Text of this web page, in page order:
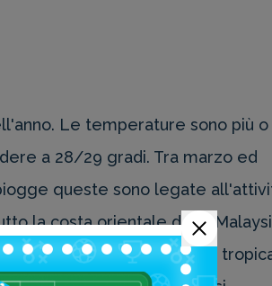
Le temperature sono più o
a 28/29 gradi. Tra marzo ed
queste sono legate
la costa orientale della
ricordato che le piogge